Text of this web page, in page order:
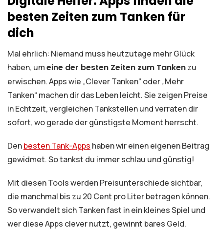
besten Zeiten zum Tanken für
dich
Mal ehrlich: Niemand muss heutzutage mehr Glück
haben, umeine der besten Zeiten zum Tankenzu
erwischen. Apps wie „Clever Tanken“ oder „Mehr
Tanken“ machen dir das Leben leicht. Sie zeigen Preise
in Echtzeit, vergleichen Tankstellen und verraten dir
sofort, wo gerade der günstigste Moment herrscht.
Denbesten Tank-Apps haben wir einen eigenen Beitrag
gewidmet. So tankst du immer schlau und günstig!
Mit diesen Tools werden Preisunterschiede sichtbar,
die manchmal bis zu 20 Cent pro Liter betragen können.
So verwandelt sich Tanken fast in ein kleines Spiel und
wer diese Apps clever nutzt, gewinnt bares Geld.